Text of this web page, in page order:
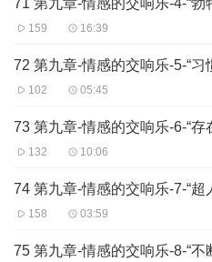
159 16:39
102 05:45
132 10:06
158 03:59